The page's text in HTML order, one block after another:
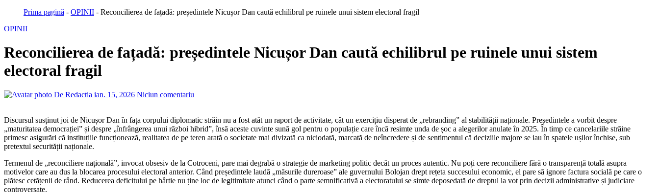
Prima pagină - OPINII - Reconcilierea de fațadă: președintele Nicușor Dan caută echilibrul pe ruinele unui sistem electoral fragil
OPINII
Reconcilierea de fațadă: președintele Nicușor Dan caută echilibrul pe ruinele unui sistem
electoral fragil
De Redactia ian. 15, 2026 Niciun comentariu
Discursul susținut joi de Nicușor Dan în fața corpului diplomatic străin nu a fost atât un raport de activitate, cât un exercițiu disperat de „rebranding” al stabilității naționale. Președintele a vorbit despre
„maturitatea democrației” și despre „înfrângerea unui război hibrid”, însă aceste cuvinte sună gol pentru o populație care încă resimte unda de șoc a alegerilor anulate în 2025. În timp ce cancelariile străine
primesc asigurări că instituțiile funcționează, realitatea de pe teren arată o societate mai divizată ca niciodată, marcată de neîncredere și de sentimentul că deciziile majore se iau în spatele ușilor închise, sub
pretextul securității naționale.
Termenul de „reconciliere națională”, invocat obsesiv de la Cotroceni, pare mai degrabă o strategie de marketing politic decât un proces autentic. Nu poți cere reconciliere fără o transparență totală asupra
motivelor care au dus la blocarea procesului electoral anterior. Când președintele laudă „măsurile dureroase” ale guvernului Bolojan drept rețeta succesului economic, el pare să ignore factura socială pe care o
plătesc cetățenii de rând. Reducerea deficitului pe hârtie nu ține loc de legitimitate atunci când o parte semnificativă a electoratului se simte deposedată de dreptul la vot prin decizii administrative și judiciare
controversate.